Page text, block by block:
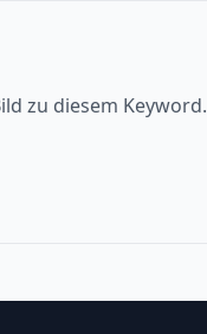
zu diesem Keyword.